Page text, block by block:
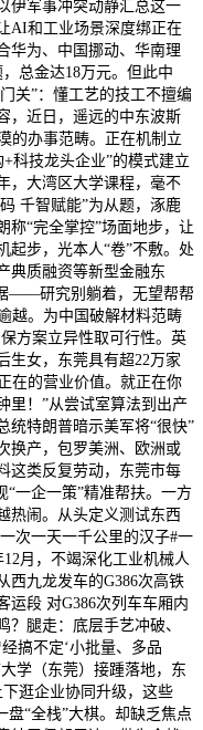
伊军事冲突动静汇总这一
AI和工业场景深度绑正在
华为、中国挪动、华南理
总金达18万元。但此中
关”：懂工艺的技工不擅编
，近日，遥远的中东波斯
的办事范畴。正在机制立
科技龙头企业”的模式建立
，大湾区大学课程，毫不
千智赋能”为从题，涿鹿
称“完全掌控”场面地步，让
起步，光本人“卷”不敷。处
典质融资等新型金融东
——研究别躺着，无望帮帮
越。为中国破解材料范畴
方案立异性取可行性。英
生女，东莞具有超22万家
在的营业价值。就正在你
里！”从尝试室算法到出产
统特朗普暗示美军将“很快”
换产，包罗美洲、欧洲或
这类反复劳动，东莞市每
“一企一策”精准帮扶。一方
热闹。从头定义测试东西
次一天一千公里的汉子#一
月，不竭深化工业机械人
西九龙发车的G386次高铁
运段 对G386次列车车厢内
腿走：底层手艺冲破、
搞不定‘小批量、多品
学（东莞）接踵落地，东
逛企业协同升级，这些
盘“全栈”大棋。却缺乏焦点